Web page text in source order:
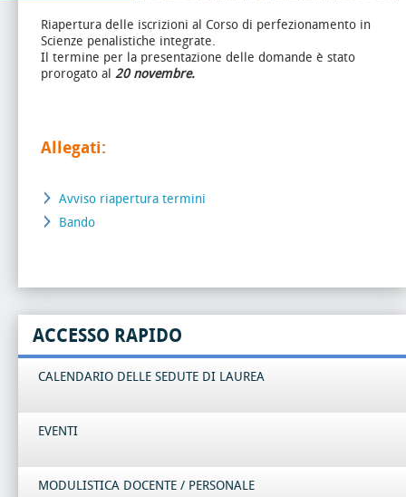
Riapertura delle iscrizioni al Corso di perfezionamento in
Scienze penalistiche integrate.
Il termine per la presentazione delle domande è stato
prorogato al 20 novembre.
Allegati:
Avviso riapertura termini
Bando
ACCESSO RAPIDO
CALENDARIO DELLE SEDUTE DI LAUREA
EVENTI
MODULISTICA DOCENTE / PERSONALE